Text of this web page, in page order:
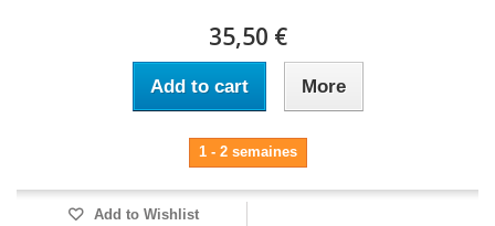
35,50 €
Add to cart More
1 - 2 semaines
Add to Wishlist